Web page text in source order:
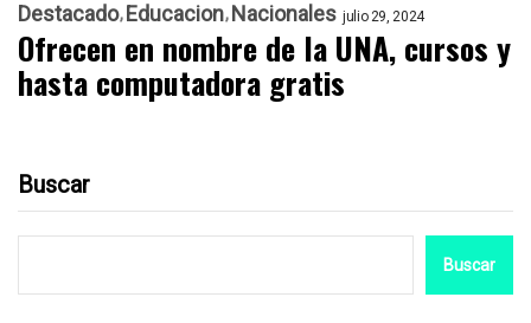
Destacado Educacion Nacionales julio 29, 2024
Ofrecen en nombre de la UNA, cursos y
hasta computadora gratis
Buscar
Buscar